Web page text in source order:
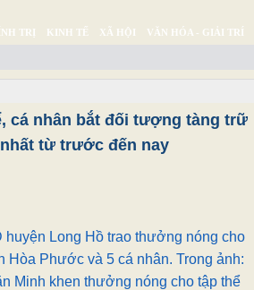
TRỊ KINH TẾ XÃ HỘI VĂN HÓA - GIẢI TRÍ
cá nhân bắt đối tượng tàng trữ
từ trước đến nay
huyện Long Hồ trao thưởng nóng cho
Hòa Phước và 5 cá nhân. Trong ảnh:
Minh khen thưởng nóng cho tập thể